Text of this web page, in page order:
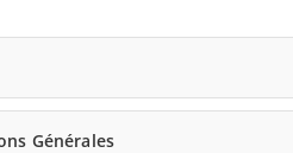
Générales